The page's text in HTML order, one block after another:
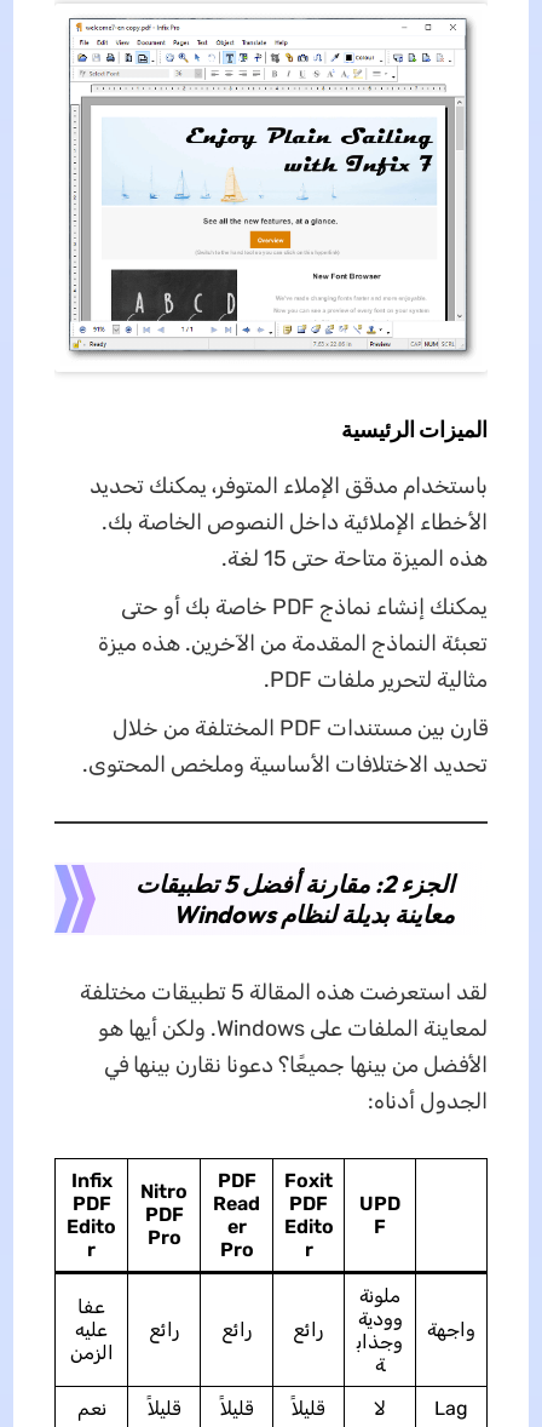
الميزات الرئيسية
باستخدام مدقق الإملاء المتوفر، يمكنك تحديد
الأخطاء الإملائية داخل النصوص الخاصة بك.
هذه الميزة متاحة حتى 15 لغة.
يمكنك إنشاء نماذج PDF خاصة بك أو حتى
تعبئة النماذج المقدمة من الآخرين. هذه ميزة
مثالية لتحرير ملفات PDF.
قارن بين مستندات PDF المختلفة من خلال
تحديد الاختلافات الأساسية وملخص المحتوى.
الجزء 2: مقارنة أفضل 5 تطبيقات
معاينة بديلة لنظام Windows
لقد استعرضت هذه المقالة 5 تطبيقات مختلفة
لمعاينة الملفات على Windows. ولكن أيها هو
الأفضل من بينها جميعًا؟ دعونا نقارن بينها في
الجدول أدناه:
UPD
F
Foxit
PDF
Edito
r
PDF
Read
er
Pro
Nitro
PDF
Pro
Infix
PDF
Edito
r
واجهة
ملونة
وودية
وجذاب
ة
رائع رائع رائع
عفا
عليه
الزمن
Lag لا قليلاً قليلاً قليلاً
نعم